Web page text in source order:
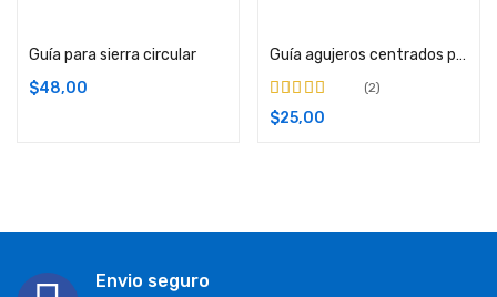
Guía para sierra circular
$48,00
Guía agujeros centrados para topes PUSH y tarugos
Valorado en
4de 5
2
$25,00
Envio seguro